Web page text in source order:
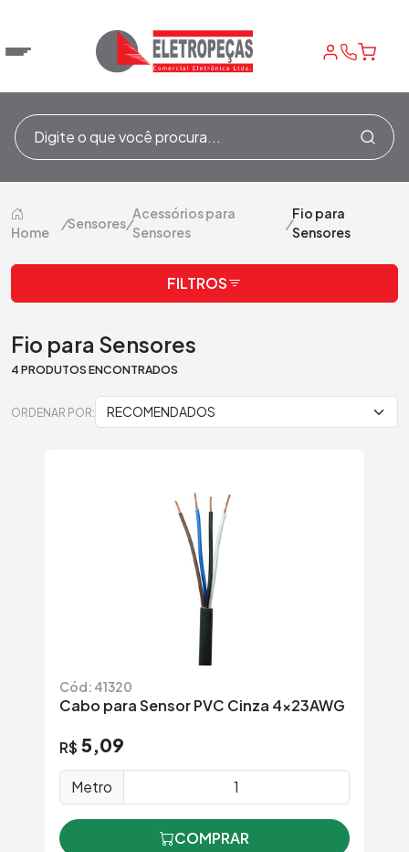
Home
/Sensores/
Acessórios para
Sensores
/
Fio para
Sensores
FILTROS
Fio para Sensores
4 PRODUTOS ENCONTRADOS
ORDENAR POR:
Cód: 41320
Cabo para Sensor PVC Cinza 4x23AWG
R$ 5,09
Metro
COMPRAR